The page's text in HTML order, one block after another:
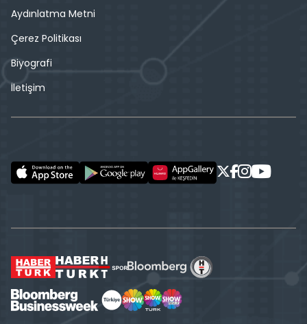
Aydınlatma Metni
Çerez Politikası
Biyografi
İletişim